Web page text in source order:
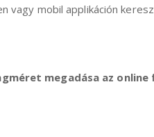
vagy mobil applikáción
megadása az